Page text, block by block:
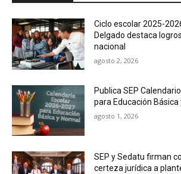
Ciclo escolar 2025-
Delgado destaca
nacional
agosto 2, 2026
Publica SEP
para Educación Básica
agosto 1, 2026
SEP y Sedatu firman
certeza jurídica a